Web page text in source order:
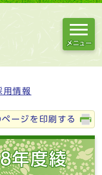
メニュー
用情報
ページを印刷する
年度綾